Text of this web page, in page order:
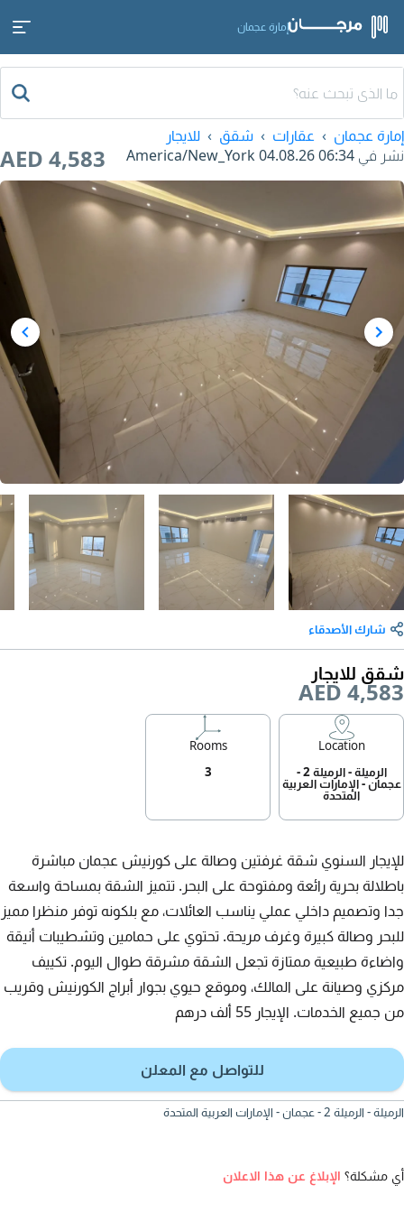
إمارة عجمان
إمارة عجمان عقارات شقق
للايجار
نشر في 04.08.26 06:34
AED 4,583
شارك الأصدقاء
شقق للايجار
AED 4,583
Location
الرميلة - الرميلة 2 -
عجمان - الإمارات العربية
المتحدة
Rooms
3
للإيجار السنوي شقة غرفتين وصالة على كورنيش عجمان مباشرة
باطلالة بحرية رائعة ومفتوحة على البحر. تتميز الشقة بمساحة واسعة
جدا وتصميم داخلي عملي يناسب العائلات، مع بلكونه توفر منظرا مميز
للبحر وصالة كبيرة وغرف مريحة. تحتوي على حمامين وتشطيبات أنيقة
واضاءة طبيعية ممتازة تجعل الشقة مشرقة طوال اليوم. تكييف
مركزي وصيانة على المالك، وموقع حيوي بجوار أبراج الكورنيش وقريب
من جميع الخدمات. الإيجار 55 ألف درهم
للتواصل مع المعلن
الرميلة - الرميلة 2 - عجمان - الإمارات العربية المتحدة
أي مشكلة؟ الإبلاغ عن هذا الاعلان